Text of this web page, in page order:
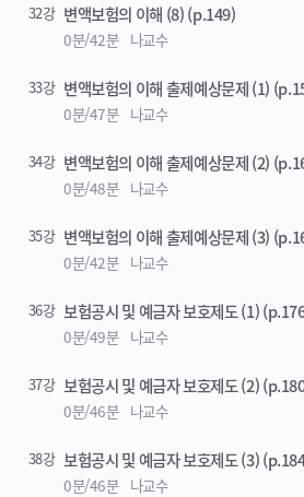
32강 변액보험의 이해 (8) (p.149)
0분/42분 나교수
33강 변액보험의 이해 출제예상문제 (1)
0분/47분 나교수
34강 변액보험의 이해 출제예상문제 (2)
0분/48분 나교수
35강 변액보험의 이해 출제예상문제 (3)
0분/42분 나교수
36강 보험공시 및 예금자 보호제도 (1)
0분/49분 나교수
37강 보험공시 및 예금자 보호제도 (2)
0분/46분 나교수
38강 보험공시 및 예금자 보호제도 (3)
0분/46분 나교수